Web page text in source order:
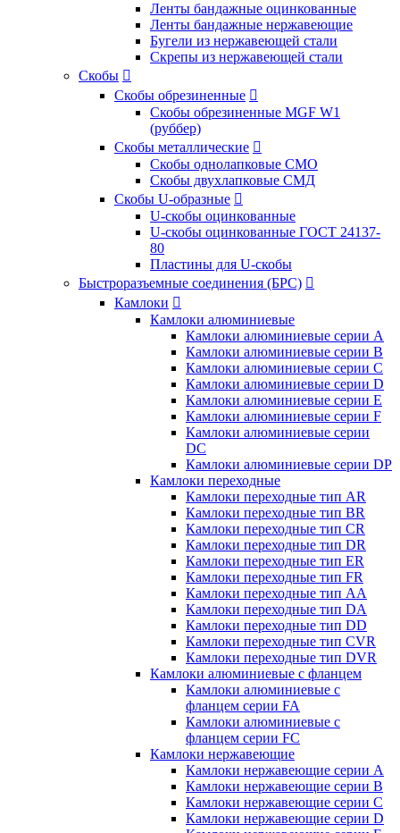
Ленты бандажные оцинкованные
Ленты бандажные нержавеющие
Бугели из нержавеющей стали
Скрепы из нержавеющей стали
Скобы 
Скобы обрезиненные 
Скобы обрезиненные MGF W1
(руббер)
Скобы металлические 
Скобы однолапковые СМО
Скобы двухлапковые СМД
Скобы U-образные 
U-скобы оцинкованные
U-скобы оцинкованные ГОСТ 24137-
80
Пластины для U-скобы
Быстроразъемные соединения (БРС) 
Камлоки 
Камлоки алюминиевые
Камлоки алюминиевые серии А
Камлоки алюминиевые серии B
Камлоки алюминиевые серии C
Камлоки алюминиевые серии D
Камлоки алюминиевые серии E
Камлоки алюминиевые серии F
Камлоки алюминиевые серии
DC
Камлоки алюминиевые серии DP
Камлоки переходные
Камлоки переходные тип AR
Камлоки переходные тип BR
Камлоки переходные тип CR
Камлоки переходные тип DR
Камлоки переходные тип ER
Камлоки переходные тип FR
Камлоки переходные тип AA
Камлоки переходные тип DA
Камлоки переходные тип DD
Камлоки переходные тип CVR
Камлоки переходные тип DVR
Камлоки алюминиевые с фланцем
Камлоки алюминиевые с
фланцем серии FA
Камлоки алюминиевые с
фланцем серии FC
Камлоки нержавеющие
Камлоки нержавеющие серии А
Камлоки нержавеющие серии В
Камлоки нержавеющие серии C
Камлоки нержавеющие серии D